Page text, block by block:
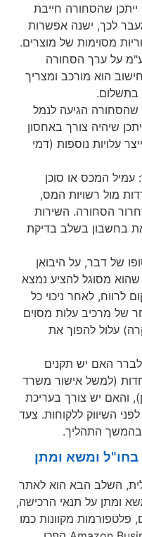
שהסחורה חייבת
לכך, ישנה אפשרות
מסוימות של מוצרים.
על ערך הסחורה
הוא מורכב ומצריך
בתשלום.
שהסחורה הגיעה לנמל
שיהיה צורך באחסון
עלויות נוספות (דמי
: עמיל המכס או סוכן
מול רשויות המס,
הסחורה. השירות
בחשבון בשלב בדיקת
של דבר, על היבואן
שהוא מסוגל להציע נמצא
לרווח, לאחר ניכוי כל
של מרכיב עלות מסוים
עלול להפוך את
האם יש תקנים
(למשל אישור משרד
והאם יש צורך בעריכת
השיווק ללקוחות. צעד
בהמשך התהליך.
ומשא ומתן
השלב הבא הוא לאתר
ומתן על תנאי הרכישה,
מקוונות כמו